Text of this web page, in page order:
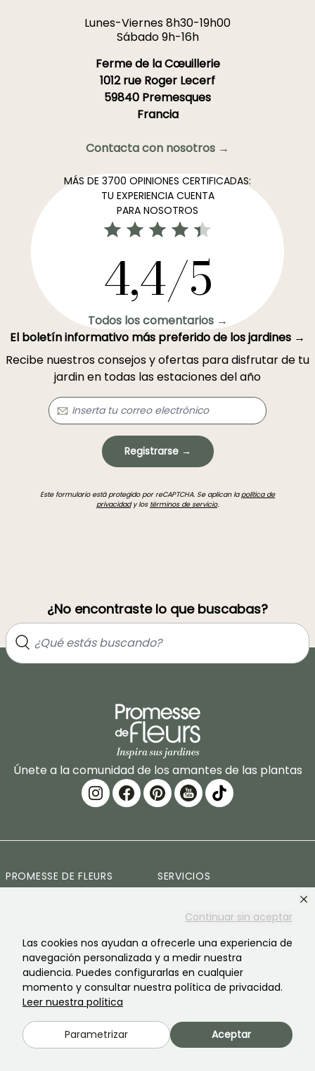
Continuar sin aceptar
Las cookies nos ayudan a ofrecerle una experiencia de
navegación personalizada y a medir nuestra
audiencia. Puedes configurarlas en cualquier
momento y consultar nuestra política de privacidad.
Leer nuestra política
Parametrizar Aceptar
Lunes-Viernes 8h30-19h00
Sábado 9h-16h
Ferme de la Cœuillerie
1012 rue Roger Lecerf
59840 Premesques
Francia
Contacta con nosotros →
MÁS DE 3700 OPINIONES CERTIFICADAS:
TU EXPERIENCIA CUENTA
PARA NOSOTROS
4,4/5
Todos los comentarios →
El boletín informativo más preferido de los jardines →
Recibe nuestros consejos y ofertas para disfrutar de tu
jardin en todas las estaciones del año
Registrarse →
Este formulario está protegido por reCAPTCHA. Se aplican lapolítica de
privacidady los términos de servicio.
¿No encontraste lo que buscabas?
Únete a la comunidad de los amantes de las plantas
PROMESSE DE FLEURS
Nuestras plantas
Nuestros compromisos
Responsabilidad social
SERVICIOS
Garantía de las plantas
Pago seguro
Pedido sin plástico